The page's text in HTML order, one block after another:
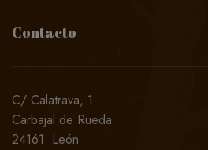
Contacto
C/ Calatrava, 1
Carbajal de Rueda
24161. León